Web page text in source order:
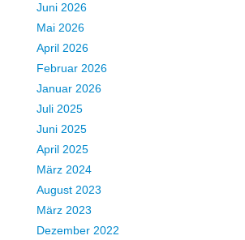
Juni 2026
Mai 2026
April 2026
Februar 2026
Januar 2026
Juli 2025
Juni 2025
April 2025
März 2024
August 2023
März 2023
Dezember 2022